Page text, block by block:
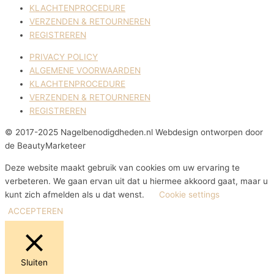
KLACHTENPROCEDURE
VERZENDEN & RETOURNEREN
REGISTREREN
PRIVACY POLICY
ALGEMENE VOORWAARDEN
KLACHTENPROCEDURE
VERZENDEN & RETOURNEREN
REGISTREREN
© 2017-2025 Nagelbenodigdheden.nl Webdesign ontworpen door
de BeautyMarketeer
Deze website maakt gebruik van cookies om uw ervaring te
verbeteren. We gaan ervan uit dat u hiermee akkoord gaat, maar u
kunt zich afmelden als u dat wenst.
Cookie settings
ACCEPTEREN
Sluiten